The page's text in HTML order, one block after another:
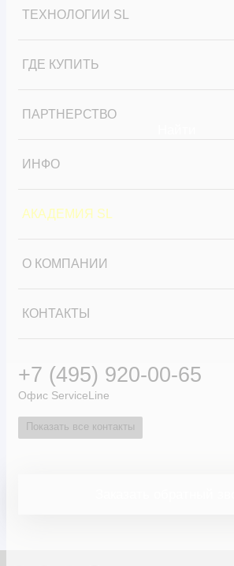
ТЕХНОЛОГИИ SL
ГДЕ КУПИТЬ
ПАРТНЕРСТВО
ИНФО
АКАДЕМИЯ SL
О КОМПАНИИ
КОНТАКТЫ
+7 (495) 920-00-65
Офис ServiceLine
Показать все контакты
Мурманск
Мценск
Новозыбков